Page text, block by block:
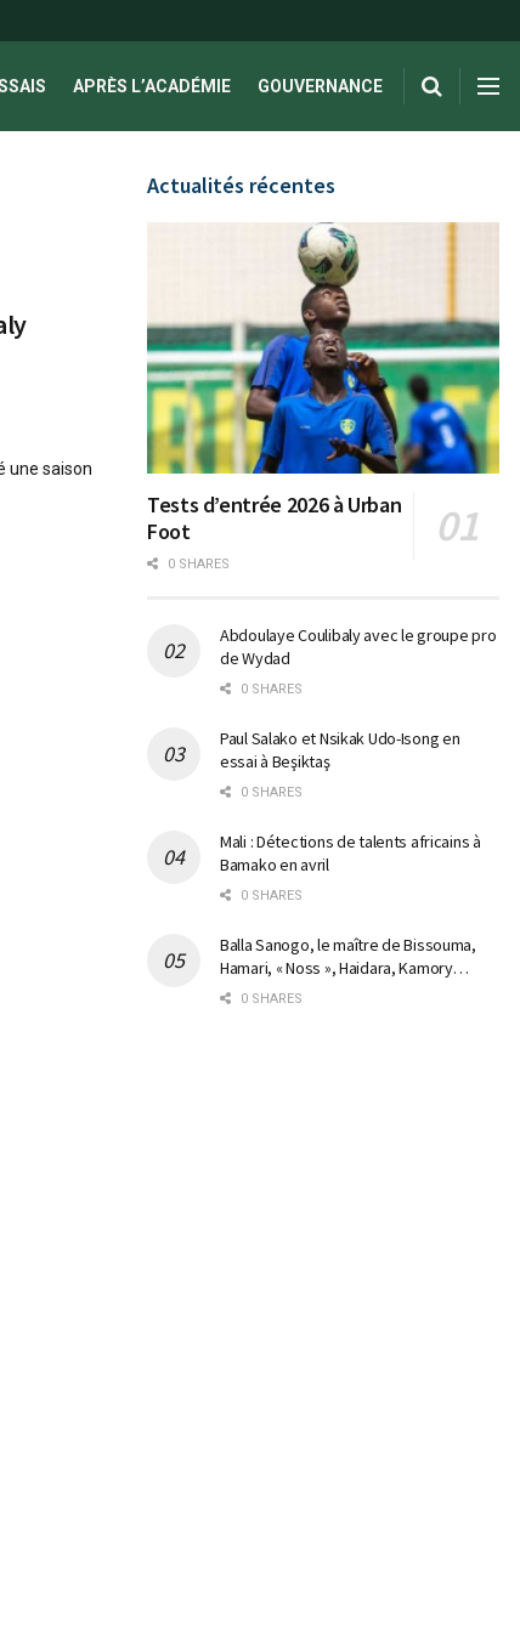
APRÈS L’ACADÉMIE GOUVERNANCE
une saison
Actualités récentes
Tests d’entrée 2026 à Urban
Foot
0 SHARES
Abdoulaye Coulibaly avec le groupe pro
de Wydad
0 SHARES
Paul Salako et Nsikak Udo-Isong en
essai à Beşiktaş
0 SHARES
Mali : Détections de talents africains à
Bamako en avril
0 SHARES
Balla Sanogo, le maître de Bissouma,
Hamari, « Noss », Haidara, Kamory…
0 SHARES